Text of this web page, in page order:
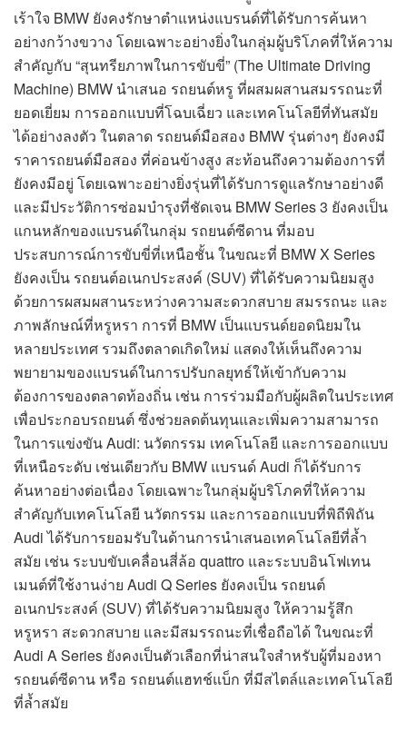
เร้าใจ BMW ยังคงรักษาตำแหน่งแบรนด์ที่ได้รับการค้นหา
อย่างกว้างขวาง โดยเฉพาะอย่างยิ่งในกลุ่มผู้บริโภคที่ให้ความ
สำคัญกับ “สุนทรียภาพในการขับขี่” (The Ultimate Driving
Machine) BMW นำเสนอ รถยนต์หรู ที่ผสมผสานสมรรถนะที่
ยอดเยี่ยม การออกแบบที่โฉบเฉี่ยว และเทคโนโลยีที่ทันสมัย
ได้อย่างลงตัว ในตลาด รถยนต์มือสอง BMW รุ่นต่างๆ ยังคงมี
ราคารถยนต์มือสอง ที่ค่อนข้างสูง สะท้อนถึงความต้องการที่
ยังคงมีอยู่ โดยเฉพาะอย่างยิ่งรุ่นที่ได้รับการดูแลรักษาอย่างดี
และมีประวัติการซ่อมบำรุงที่ชัดเจน BMW Series 3 ยังคงเป็น
แกนหลักของแบรนด์ในกลุ่ม รถยนต์ซีดาน ที่มอบ
ประสบการณ์การขับขี่ที่เหนือชั้น ในขณะที่ BMW X Series
ยังคงเป็น รถยนต์อเนกประสงค์ (SUV) ที่ได้รับความนิยมสูง
ด้วยการผสมผสานระหว่างความสะดวกสบาย สมรรถนะ และ
ภาพลักษณ์ที่หรูหรา การที่ BMW เป็นแบรนด์ยอดนิยมใน
หลายประเทศ รวมถึงตลาดเกิดใหม่ แสดงให้เห็นถึงความ
พยายามของแบรนด์ในการปรับกลยุทธ์ให้เข้ากับความ
ต้องการของตลาดท้องถิ่น เช่น การร่วมมือกับผู้ผลิตในประเทศ
เพื่อประกอบรถยนต์ ซึ่งช่วยลดต้นทุนและเพิ่มความสามารถ
ในการแข่งขัน Audi: นวัตกรรม เทคโนโลยี และการออกแบบ
ที่เหนือระดับ เช่นเดียวกับ BMW แบรนด์ Audi ก็ได้รับการ
ค้นหาอย่างต่อเนื่อง โดยเฉพาะในกลุ่มผู้บริโภคที่ให้ความ
สำคัญกับเทคโนโลยี นวัตกรรม และการออกแบบที่พิถีพิถัน
Audi ได้รับการยอมรับในด้านการนำเสนอเทคโนโลยีที่ล้ำ
สมัย เช่น ระบบขับเคลื่อนสี่ล้อ quattro และระบบอินโฟเทน
เมนต์ที่ใช้งานง่าย Audi Q Series ยังคงเป็น รถยนต์
อเนกประสงค์ (SUV) ที่ได้รับความนิยมสูง ให้ความรู้สึก
หรูหรา สะดวกสบาย และมีสมรรถนะที่เชื่อถือได้ ในขณะที่
Audi A Series ยังคงเป็นตัวเลือกที่น่าสนใจสำหรับผู้ที่มองหา
รถยนต์ซีดาน หรือ รถยนต์แฮทช์แบ็ก ที่มีสไตล์และเทคโนโลยี
ที่ล้ำสมัย